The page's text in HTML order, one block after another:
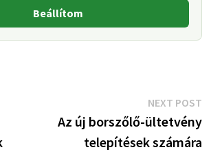
Beállítom
NEXT POST
Az új borszőlő-ültetvény
telepítések számára